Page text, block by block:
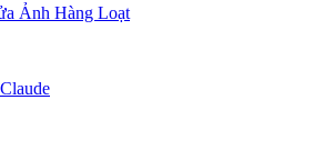
Ảnh Hàng Loạt